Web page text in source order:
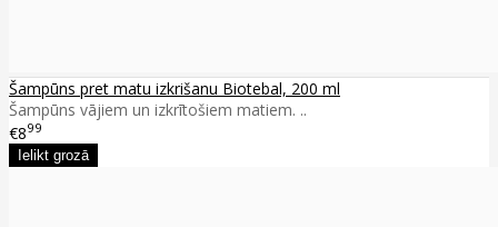
Šampūns pret matu izkrišanu Biotebal, 200 ml
Šampūns vājiem un izkrītošiem matiem. ..
€899